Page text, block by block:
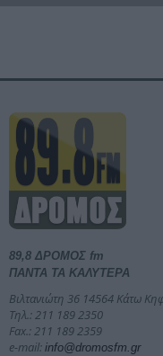
89,8 ΔΡΟΜΟΣ fm
ΠΑΝΤΑ ΤΑ ΚΑΛΥΤΕΡΑ
Βιλτανιώτη 36 14564 Κάτω
Τηλ.: 211 189 2350
Fax.: 211 189 2359
e-mail: info@dromosfm.gr